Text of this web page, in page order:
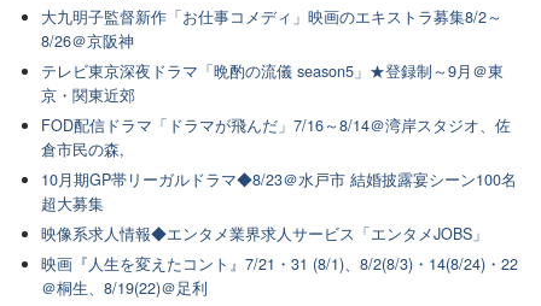
大九明子監督新作「お仕事コメディ」映画のエキストラ募集8/2～
8/26＠京阪神
テレビ東京深夜ドラマ「晩酌の流儀 season5」★登録制～9月＠東
京・関東近郊
FOD配信ドラマ「ドラマが飛んだ」7/16～8/14＠湾岸スタジオ、佐
倉市民の森,
10月期GP帯リーガルドラマ◆8/23＠水戸市 結婚披露宴シーン100名
超大募集
映像系求人情報◆エンタメ業界求人サービス「エンタメJOBS」
映画『人生を変えたコント』7/21・31 (8/1)、8/2(8/3)・14(8/24)・22
＠桐生、8/19(22)＠足利